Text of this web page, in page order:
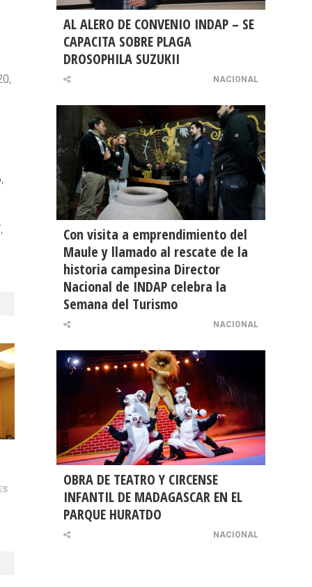
AL ALERO DE CONVENIO INDAP – SE
CAPACITA SOBRE PLAGA
DROSOPHILA SUZUKII
NACIONAL
Con visita a emprendimiento del
Maule y llamado al rescate de la
historia campesina Director
Nacional de INDAP celebra la
Semana del Turismo
NACIONAL
OBRA DE TEATRO Y CIRCENSE
INFANTIL DE MADAGASCAR EN EL
PARQUE HURATDO
NACIONAL